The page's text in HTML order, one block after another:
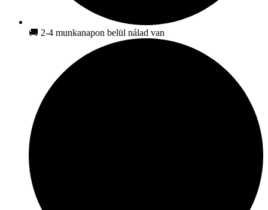
🚚 2-4 munkanapon belül nálad van